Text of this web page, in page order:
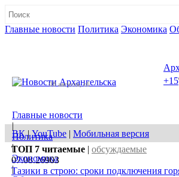
Главные новости Политика Экономика
08 августа, сб
+15
Главные новости
|
Политика
|
Экономика
|
ВК|YouTube | Мобильная версия
ТОП 7 читаемые | обсуждаемые
07.08.26903
Тазики в строю: сроки подключения